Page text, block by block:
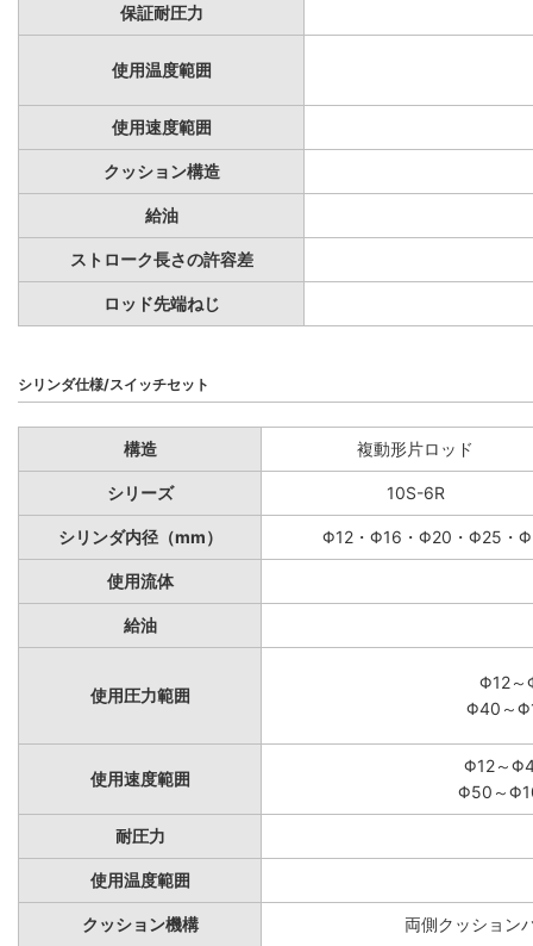
保証耐圧力
使用温度範囲
使用速度範囲
クッション構造
給油
ストローク長さの許容差
ロッド先端ねじ
シリンダ仕様/スイッチセット
構造 複動形片ロッド
シリーズ 10S-6R
シリンダ内径（mm） Φ12・Φ16・Φ20・Φ25・
使用流体
給油
使用圧力範囲
Φ12～
Φ40～
使用速度範囲
Φ12～
Φ50～
耐圧力
使用温度範囲
クッション機構 両側クッション